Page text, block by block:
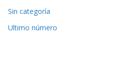
Sin categoría
Ultimo número